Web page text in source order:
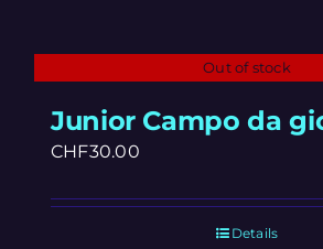
Out of stock
Junior Campo da
CHF30.00
Details